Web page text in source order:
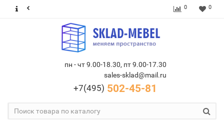
0 0
пн - чт 9.00-18.30, пт 9.00-17.30
sales-sklad@mail.ru
+7(495) 502-45-81